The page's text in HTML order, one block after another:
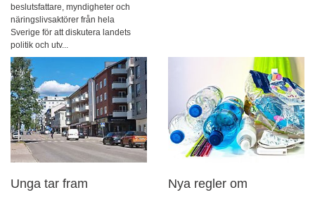
beslutsfattare, myndigheter och
näringslivsaktörer från hela
Sverige för att diskutera landets
politik och utv...
Unga tar fram
Nya regler om